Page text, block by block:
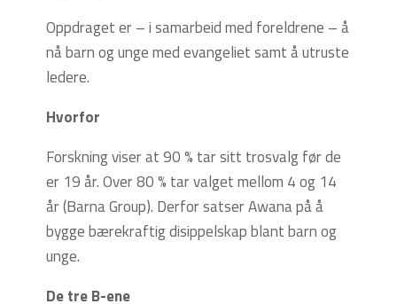
Oppdraget er – i samarbeid med foreldrene – å
nå barn og unge med evangeliet samt å utruste
ledere.
Hvorfor
Forskning viser at 90 % tar sitt trosvalg før de
er 19 år. Over 80 % tar valget mellom 4 og 14
år (Barna Group). Derfor satser Awana på å
bygge bærekraftig disippelskap blant barn og
unge.
De tre B-ene